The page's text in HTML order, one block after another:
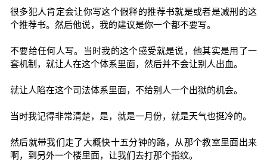
很多犯人肯定会让你写这个假释的推荐书就是或者是减刑的这
个推荐书。然后他说，我的建议是你一个都不要写。
不要给任何人写。当时我的这个感受就是说，他其实是用了一
套机制，就让人在这个体系里面，然后并不会让别人出血。
就让人陷在这个司法体系里面，不给别人一个出狱的机会。
当时我记得非常清楚，是，就是一月份，就是天气也挺冷的。
然后就带我们走了大概快十五分钟的路，从那个教室里面出来
啊，到另外一个楼里面，让我们去打那个指纹。